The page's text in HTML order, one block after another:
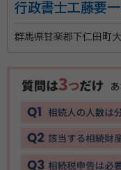
経歴： 平成13年(2001)
当事務所では遺言書
死後の事務手続き
関するお手続きを
す。 空き家対策や
極的に取り組んで参
行政書士工藤要
群馬県甘楽郡下仁田町大